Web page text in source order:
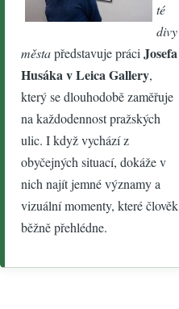
té
divy
městapředstavuje práci Josefa
Husáka v Leica Gallery,
který se dlouhodobě zaměřuje
na každodennost pražských
ulic. I když vychází z
obyčejných situací, dokáže v
nich najít jemné významy a
vizuální momenty, které člověk
běžně přehlédne.